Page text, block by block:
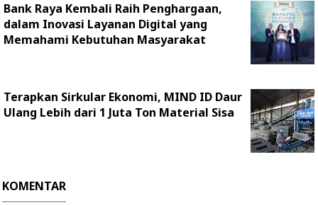
Bank Raya Kembali Raih Penghargaan,
dalam Inovasi Layanan Digital yang
Memahami Kebutuhan Masyarakat
Terapkan Sirkular Ekonomi, MIND ID Daur
Ulang Lebih dari 1 Juta Ton Material Sisa
KOMENTAR